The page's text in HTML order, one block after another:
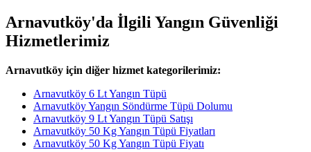
Arnavutköy'da İlgili Yangın Güvenliği
Hizmetlerimiz
Arnavutköy için diğer hizmet kategorilerimiz:
Arnavutköy 6 Lt Yangın Tüpü
Arnavutköy Yangın Söndürme Tüpü Dolumu
Arnavutköy 9 Lt Yangın Tüpü Satışı
Arnavutköy 50 Kg Yangın Tüpü Fiyatları
Arnavutköy 50 Kg Yangın Tüpü Fiyatı